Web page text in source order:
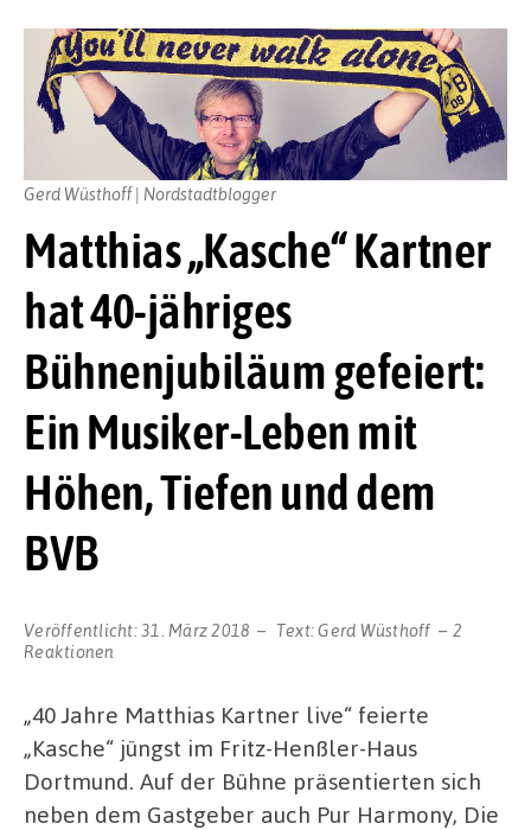
Matthias „Kasche“ Kartner
hat 40-jähriges
Bühnenjubiläum gefeiert:
Ein Musiker-Leben mit
Höhen, Tiefen und dem
BVB
Veröffentlicht: 31. März 2018 Text:Gerd Wüsthoff
2
Reaktionen
Gerd Wüsthoff | Nordstadtblogger
„40 Jahre Matthias Kartner live“ feierte
„Kasche“ jüngst im Fritz-Henßler-Haus
Dortmund. Auf der Bühne präsentierten sich
neben dem Gastgeber auch Pur Harmony, Die